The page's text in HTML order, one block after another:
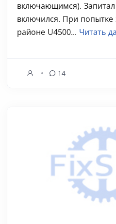
включающимся).
включился. При попытке
районе U4500... Читать
14